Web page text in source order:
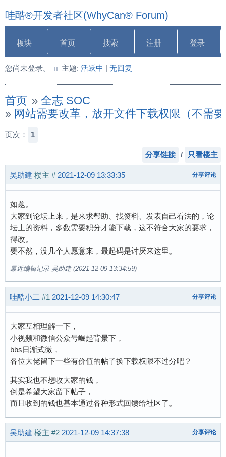
哇酷®开发者社区(WhyCan® Forum)
板块 首页 搜索 注册 登录
您尚未登录。 主题: 活跃中 | 无回复
首页 » 全志 SOC
» 网站需要改革，放开文件下载权限（不需
页次： 1
分享链接 / 只看楼主
吴助建 楼主 # 2021-12-09 13:33:35 分享评论
如题。
大家到论坛上来，是来求帮助、找资料、发表自己看法的，论
坛上的资料，多数需要积分才能下载，这不符合大家的要求，
得改。
要不然，没几个人愿意来，最起码是讨厌来这里。
最近编辑记录 吴助建 (2021-12-09 13:34:59)
哇酷小二 #1 2021-12-09 14:30:47 分享评论
大家互相理解一下，
小视频和微信公众号崛起背景下，
bbs日渐式微，
各位大佬留下一些有价值的帖子换下载权限不过分吧？
其实我也不想收大家的钱，
倒是希望大家留下帖子，
而且收到的钱也基本通过各种形式回馈给社区了。
吴助建 楼主 #2 2021-12-09 14:37:38 分享评论